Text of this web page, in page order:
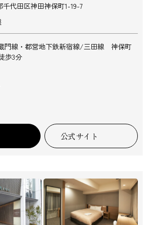
千代田区神田神保町1-19-7
門線・都営地下鉄新宿線/三田線 神保町
歩3分
公式サイト